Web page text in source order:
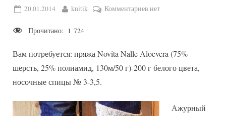
в
с
схемами.
Posted
20.01.2014 By
knitik Комментариевк
с
ажурным
нет
Прочитано: 1 724
Вам потребуется: пряжа Novita Nalle Aloevera (75%
шерсть, 25% полиамид, 130м/50 г)-200 г белого цвета,
носочные спицы № 3-3,5.
Ажурный